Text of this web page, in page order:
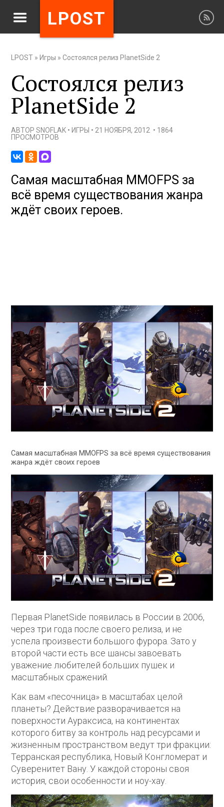
LPOST
LPOST » Игры »Состоялся релиз PlanetSide 2
Состоялся релиз
PlanetSide 2
АВТОРSNOFLAK • ИГРЫ • 21 НОЯБРЯ, 2012 • 1864
ПРОСМОТРОВ
Самая масштабная MMOFPS за
всё время существования жанра
ждёт своих героев.
Самая масштабная MMOFPS за всё время существования
жанра ждёт своих героев
Первая PlanetSide появилась в России в 2006,
через три года после своего релиза, и не
успела произвести большого фурора. Зато у
второй части есть все шансы завоевать
уважение любителей больших пушек и
масштабных сражений.
Как вам «песочница» в масштабах целой
планеты? Действие разворачивается на
поверхности Аураксиса, на континентах
которого битву за контроль над ресурсами и
жизненным пространством ведут три фракции:
Терранская республика, Новый Конгломерат и
Суверенитет Вану. У каждой стороны своя
история, свои особенности и ноу-хау.